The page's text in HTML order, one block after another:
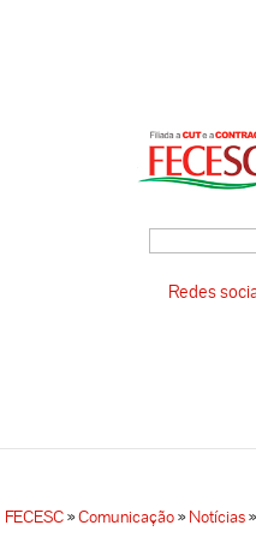
Redes
FECESC»Comunicação»Notícias»